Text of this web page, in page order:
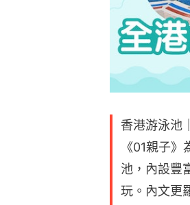
香港游泳池
《01親子
池，內設豐
玩。內文更